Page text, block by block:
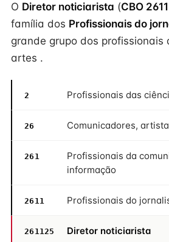
O Diretor noticiarista (CBO
família dos Profissionais do
grande grupo dos profissionais
artes .
2 Profissionais das
26 Comunicadores,
261
Profissionais da
informação
2611 Profissionais do
261125 Diretor noticiarista